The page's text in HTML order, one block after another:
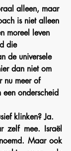
alleen, maar
is niet alleen
moreel leven
die
de universele
dan niet om
nu meer of
een onderscheid
klinken? Ja.
zelf mee. Israël
Maar ook